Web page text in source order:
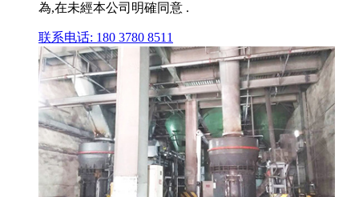
為,在未經本公司明確同意 .
联系电话: 180 3780 8511